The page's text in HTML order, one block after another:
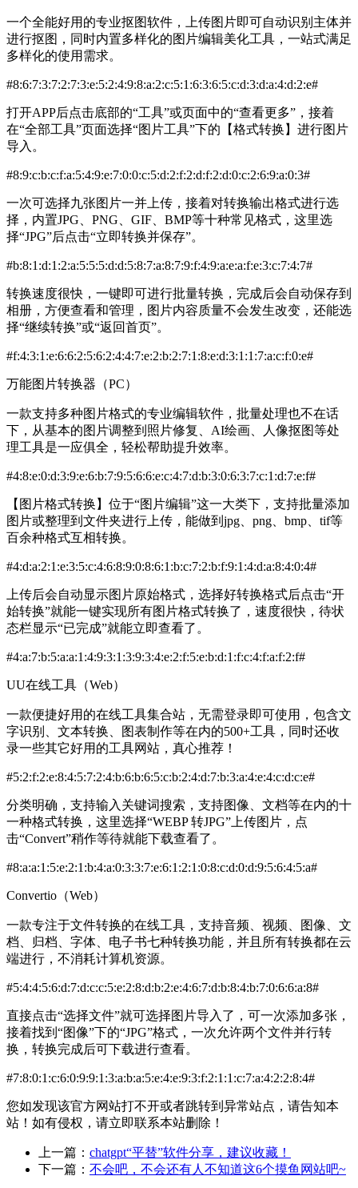
一个全能好用的专业抠图软件，上传图片即可自动识别主体并
进行抠图，同时内置多样化的图片编辑美化工具，一站式满足
多样化的使用需求。
#8:6:7:3:7:2:7:3:e:5:2:4:9:8:a:2:c:5:1:6:3:6:5:c:d:3:d:a:4:d:2:e#
打开APP后点击底部的“工具”或页面中的“查看更多”，接着
在“全部工具”页面选择“图片工具”下的【格式转换】进行图片
导入。
#8:9:c:b:c:f:a:5:4:9:e:7:0:0:c:5:d:2:f:2:d:f:2:d:0:c:2:6:9:a:0:3#
一次可选择九张图片一并上传，接着对转换输出格式进行选
择，内置JPG、PNG、GIF、BMP等十种常见格式，这里选
择“JPG”后点击“立即转换并保存”。
#b:8:1:d:1:2:a:5:5:5:d:d:5:8:7:a:8:7:9:f:4:9:a:e:a:f:e:3:c:7:4:7#
转换速度很快，一键即可进行批量转换，完成后会自动保存到
相册，方便查看和管理，图片内容质量不会发生改变，还能选
择“继续转换”或“返回首页”。
#f:4:3:1:e:6:6:2:5:6:2:4:4:7:e:2:b:2:7:1:8:e:d:3:1:1:7:a:c:f:0:e#
万能图片转换器（PC）
一款支持多种图片格式的专业编辑软件，批量处理也不在话
下，从基本的图片调整到照片修复、AI绘画、人像抠图等处
理工具是一应俱全，轻松帮助提升效率。
#4:8:e:0:d:3:9:e:6:b:7:9:5:6:6:e:c:4:7:d:b:3:0:6:3:7:c:1:d:7:e:f#
【图片格式转换】位于“图片编辑”这一大类下，支持批量添加
图片或整理到文件夹进行上传，能做到jpg、png、bmp、tif等
百余种格式互相转换。
#4:d:a:2:1:e:3:5:c:4:6:8:9:0:8:6:1:b:c:7:2:b:f:9:1:4:d:a:8:4:0:4#
上传后会自动显示图片原始格式，选择好转换格式后点击“开
始转换”就能一键实现所有图片格式转换了，速度很快，待状
态栏显示“已完成”就能立即查看了。
#4:a:7:b:5:a:a:1:4:9:3:1:3:9:3:4:e:2:f:5:e:b:d:1:f:c:4:f:a:f:2:f#
UU在线工具（Web）
一款便捷好用的在线工具集合站，无需登录即可使用，包含文
字识别、文本转换、图表制作等在内的500+工具，同时还收
录一些其它好用的工具网站，真心推荐！
#5:2:f:2:e:8:4:5:7:2:4:b:6:b:6:5:c:b:2:4:d:7:b:3:a:4:e:4:c:d:c:e#
分类明确，支持输入关键词搜索，支持图像、文档等在内的十
一种格式转换，这里选择“WEBP 转JPG”上传图片，点
击“Convert”稍作等待就能下载查看了。
#8:a:a:1:5:e:2:1:b:4:a:0:3:3:7:e:6:1:2:1:0:8:c:d:0:d:9:5:6:4:5:a#
Convertio（Web）
一款专注于文件转换的在线工具，支持音频、视频、图像、文
档、归档、字体、电子书七种转换功能，并且所有转换都在云
端进行，不消耗计算机资源。
#5:4:4:5:6:d:7:d:c:c:5:e:2:8:d:b:2:e:4:6:7:d:b:8:4:b:7:0:6:6:a:8#
直接点击“选择文件”就可选择图片导入了，可一次添加多张，
接着找到“图像”下的“JPG”格式，一次允许两个文件并行转
换，转换完成后可下载进行查看。
#7:8:0:1:c:6:0:9:9:1:3:a:b:a:5:e:4:e:9:3:f:2:1:1:c:7:a:4:2:2:8:4#
您如发现该官方网站打不开或者跳转到异常站点，请告知本
站！如有侵权，请立即联系本站删除！
上一篇： chatgpt“平替”软件分享，建议收藏！
下一篇： 不会吧，不会还有人不知道这6个摸鱼网站吧~